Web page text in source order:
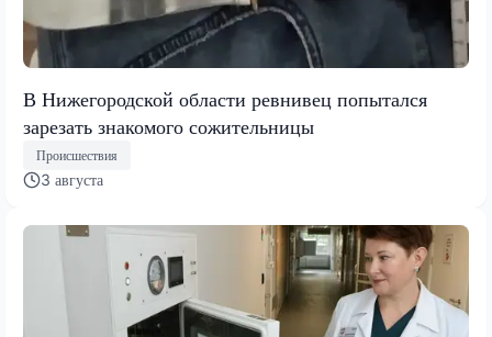
В Нижегородской области ревнивец попытался
зарезать знакомого сожительницы
Происшествия
3 августа